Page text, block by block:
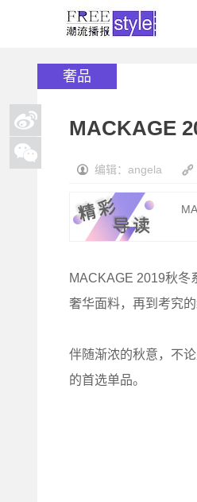
奢品
MACKAGE
编辑：angela
MACKAGE 2019秋冬
奢华面料，再到考究
伴随渐浓的秋意，不
的首选单品。